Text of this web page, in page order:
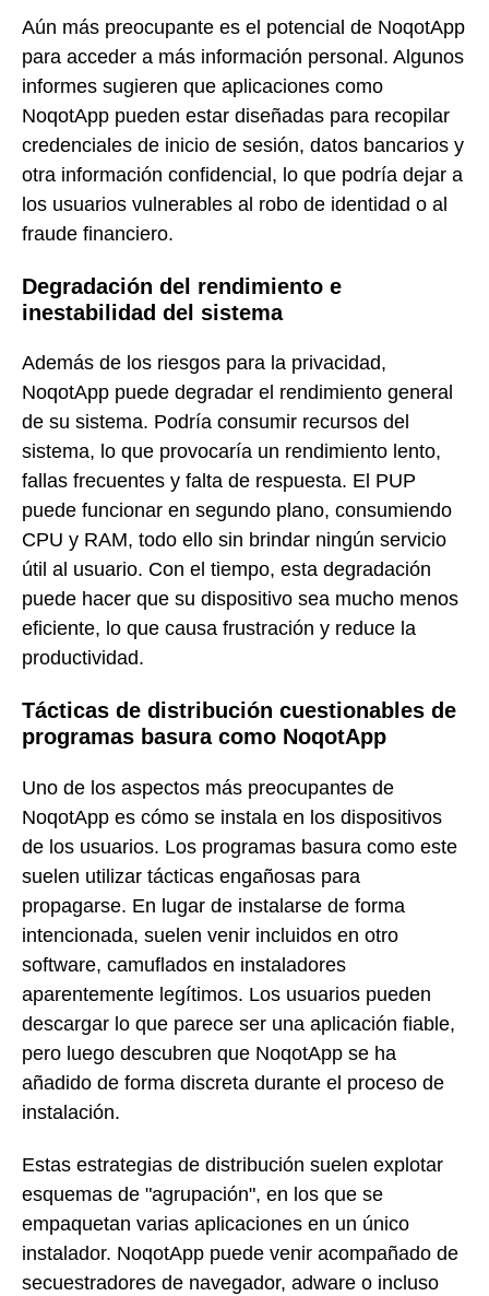
Aún más preocupante es el potencial de NoqotApp
para acceder a más información personal. Algunos
informes sugieren que aplicaciones como
NoqotApp pueden estar diseñadas para recopilar
credenciales de inicio de sesión, datos bancarios y
otra información confidencial, lo que podría dejar a
los usuarios vulnerables al robo de identidad o al
fraude financiero.
Degradación del rendimiento e
inestabilidad del sistema
Además de los riesgos para la privacidad,
NoqotApp puede degradar el rendimiento general
de su sistema. Podría consumir recursos del
sistema, lo que provocaría un rendimiento lento,
fallas frecuentes y falta de respuesta. El PUP
puede funcionar en segundo plano, consumiendo
CPU y RAM, todo ello sin brindar ningún servicio
útil al usuario. Con el tiempo, esta degradación
puede hacer que su dispositivo sea mucho menos
eficiente, lo que causa frustración y reduce la
productividad.
Tácticas de distribución cuestionables de
programas basura como NoqotApp
Uno de los aspectos más preocupantes de
NoqotApp es cómo se instala en los dispositivos
de los usuarios. Los programas basura como este
suelen utilizar tácticas engañosas para
propagarse. En lugar de instalarse de forma
intencionada, suelen venir incluidos en otro
software, camuflados en instaladores
aparentemente legítimos. Los usuarios pueden
descargar lo que parece ser una aplicación fiable,
pero luego descubren que NoqotApp se ha
añadido de forma discreta durante el proceso de
instalación.
Estas estrategias de distribución suelen explotar
esquemas de "agrupación", en los que se
empaquetan varias aplicaciones en un único
instalador. NoqotApp puede venir acompañado de
secuestradores de navegador, adware o incluso